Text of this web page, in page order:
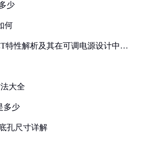
少
何
特性解析及其在可调电源设计中的
大全
多少
孔尺寸详解